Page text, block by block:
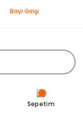
Bayi Girişi
Sepetim